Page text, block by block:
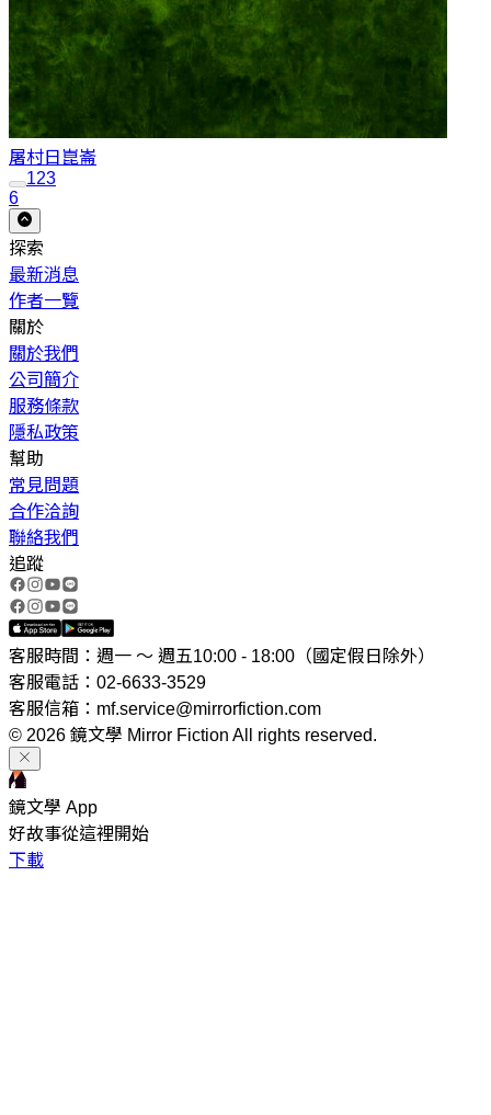
屠村日 崑崙
123
6
探索
最新消息
作者一覽
關於
關於我們
公司簡介
服務條款
隱私政策
幫助
常見問題
合作洽詢
聯絡我們
追蹤
客服時間：週一 ～ 週五10:00 - 18:00（國定假日除外）
客服電話：02-6633-3529
客服信箱：mf.service@mirrorfiction.com
© 2026 鏡文學 Mirror Fiction All rights reserved.
鏡文學 App
好故事從這裡開始
下載